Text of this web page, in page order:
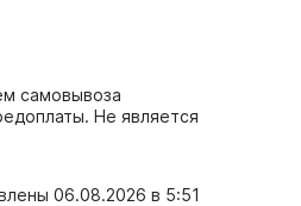
самовывоза
Не является
06.08.2026 в 5:51